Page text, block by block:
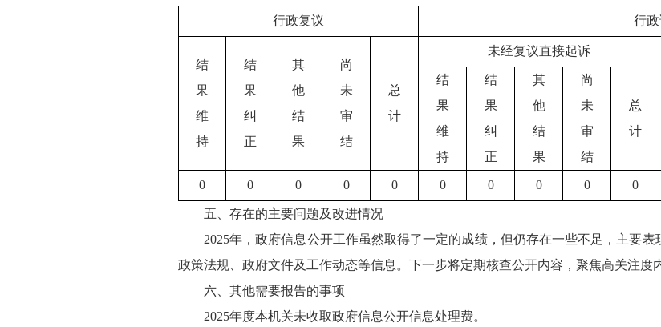
行政复议 行
结
果
维
持
结
果
纠
正
其
他
结
果
尚
未
审
结
总
计
未经复议直接起诉
结
果
维
持
结
果
纠
正
其
他
结
果
尚
未
审
结
总
计
0 0 0 0 0 0 0 0 0 0
五、存在的主要问题及改进情况
2025年，政府信息公开工作虽然取得了一定的成绩，但仍存在一些不足，主要
政策法规、政府文件及工作动态等信息。下一步将定期核查公开内容，聚焦高关注度
六、其他需要报告的事项
2025年度本机关未收取政府信息公开信息处理费。